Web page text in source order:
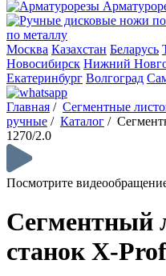
по металлу
Москва Казахстан Беларусь
Новосибирск Нижний
Екатеринбург Волгоград
Главная / Сегментные
ручные / Каталог /
1270/2.0
Посмотрите
Сегментный
станок X-